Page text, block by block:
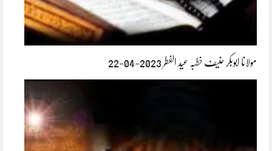
مولانا ابوبکر حنیف خطبہ عید الفطر 2023-04-22